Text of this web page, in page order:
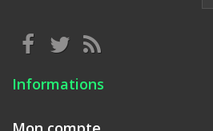
Informations